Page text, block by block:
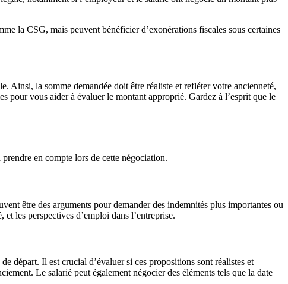
la CSG, mais peuvent bénéficier d’exonérations fiscales sous certaines
Ainsi, la somme demandée doit être réaliste et refléter votre ancienneté,
pour vous aider à évaluer le montant approprié. Gardez à l’esprit que le
en compte lors de cette négociation.
être des arguments pour demander des indemnités plus importantes ou
les perspectives d’emploi dans l’entreprise.
départ. Il est crucial d’évaluer si ces propositions sont réalistes et
Le salarié peut également négocier des éléments tels que la date